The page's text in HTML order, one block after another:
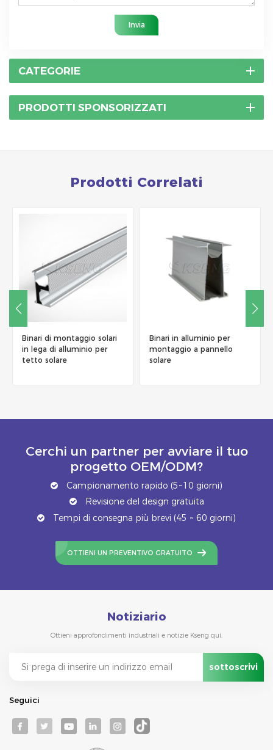
Invia
CATEGORIE
PRODOTTI SPONSORIZZATI
Prodotti Correlati
Binari di montaggio solari
in lega di alluminio per
tetto solare
Binari in alluminio per
montaggio a pannello
solare
Cerchi un partner per avviare il tuo
progetto OEM/ODM?
Campionamento rapido (5~10 giorni)
Revisione del design gratuita
Tempi di consegna più brevi (45 ~ 60 giorni)
OTTIENI UN PREVENTIVO GRATUITO
Notiziario
Ottieni approfondimenti industriali e notizie Kseng qui.
Seguici